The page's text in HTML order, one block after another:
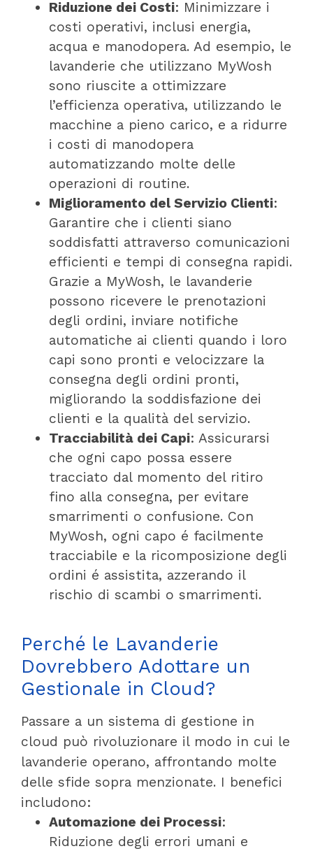
Riduzione dei Costi: Minimizzare i
costi operativi, inclusi energia,
acqua e manodopera. Ad esempio, le
lavanderie che utilizzano MyWosh
sono riuscite a ottimizzare
l’efficienza operativa, utilizzando le
macchine a pieno carico, e a ridurre
i costi di manodopera
automatizzando molte delle
operazioni di routine.
Miglioramento del Servizio Clienti:
Garantire che i clienti siano
soddisfatti attraverso comunicazioni
efficienti e tempi di consegna rapidi.
Grazie a MyWosh, le lavanderie
possono ricevere le prenotazioni
degli ordini, inviare notifiche
automatiche ai clienti quando i loro
capi sono pronti e velocizzare la
consegna degli ordini pronti,
migliorando la soddisfazione dei
clienti e la qualità del servizio.
Tracciabilità dei Capi: Assicurarsi
che ogni capo possa essere
tracciato dal momento del ritiro
fino alla consegna, per evitare
smarrimenti o confusione. Con
MyWosh, ogni capo é facilmente
tracciabile e la ricomposizione degli
ordini é assistita, azzerando il
rischio di scambi o smarrimenti.
Perché le Lavanderie
Dovrebbero Adottare un
Gestionale in Cloud?
Passare a un sistema di gestione in
cloud può rivoluzionare il modo in cui le
lavanderie operano, affrontando molte
delle sfide sopra menzionate. I benefici
includono:
Automazione dei Processi:
Riduzione degli errori umani e